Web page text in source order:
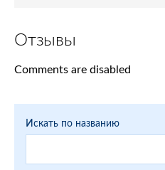
Отзывы
Comments are disabled
Искать по названию